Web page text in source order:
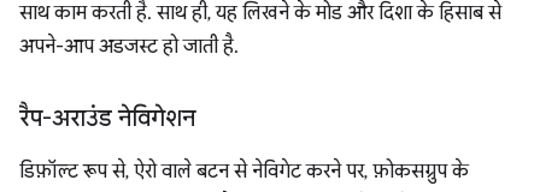
साथ काम करती है. साथ ही, यह लिखने के मोड और दिशा के हिसाब से
अपने-आप अडजस्ट हो जाती है.
रैप-अराउंड नेविगेशन
डिफ़ॉल्ट रूप से, ऐरो वाले बटन से नेविगेट करने पर, फ़ोकसग्रुप के